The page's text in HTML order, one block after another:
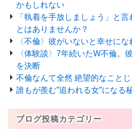
かもしれない
「執着を手放しましょう」と
とはありませんか？
〈不倫〉彼がいないと幸せにな
〈体験談〉7年続いたW不倫。
を決断
不倫なんて全然 絶望的なことじ
誰もが羨む”追われる女”になる
ブログ投稿カテゴリー